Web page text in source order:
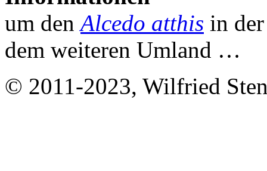
um denAlcedo atthis in
dem weiteren Umland …
© 2011-2023, Wilfried